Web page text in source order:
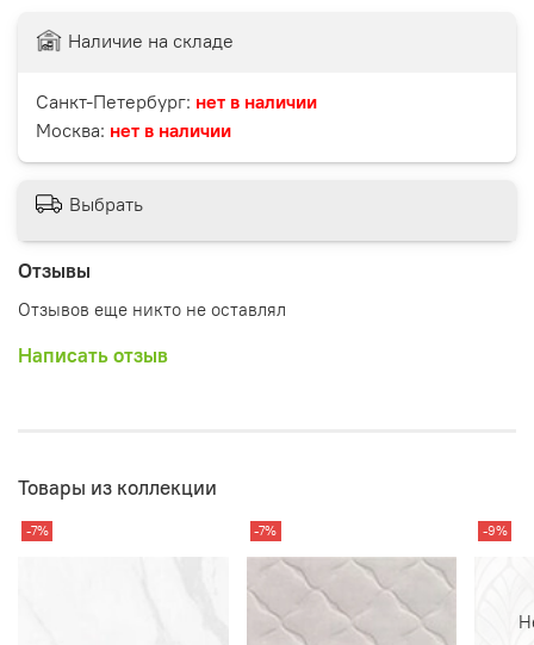
Отзывы
Отзывов еще никто не оставлял
Написать отзыв
Наличие на складе
Санкт-Петербург: нет в наличии
Москва: нет в наличии
Выбрать
Товары из коллекции
-7% -7% -9%